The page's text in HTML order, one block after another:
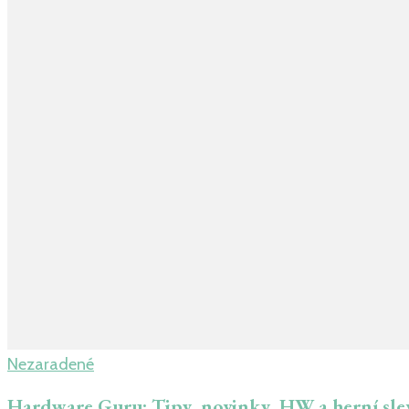
Nezaradené